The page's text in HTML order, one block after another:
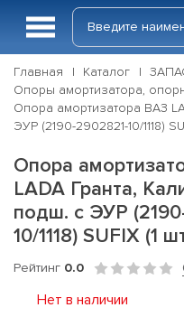
Главная Каталог
Опоры амортизатора,
Опора амортизатора ВАЗ
ЭУР (2190-2902821-10/1118)
Опора
LADA Гранта,
подш. с ЭУР
10/1118) SUFIX (1
Рейтинг 0.0
Нет в наличии